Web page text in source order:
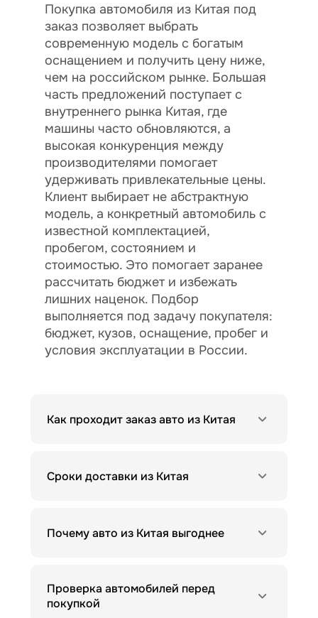
Покупка автомобиля из Китая под
заказ позволяет выбрать
современную модель с богатым
оснащением и получить цену ниже,
чем на российском рынке. Большая
часть предложений поступает с
внутреннего рынка Китая, где
машины часто обновляются, а
высокая конкуренция между
производителями помогает
удерживать привлекательные цены.
Клиент выбирает не абстрактную
модель, а конкретный автомобиль с
известной комплектацией,
пробегом, состоянием и
стоимостью. Это помогает заранее
рассчитать бюджет и избежать
лишних наценок. Подбор
выполняется под задачу покупателя:
бюджет, кузов, оснащение, пробег и
условия эксплуатации в России.
Как проходит заказ авто из Китая
Сроки доставки из Китая
Почему авто из Китая выгоднее
Проверка автомобилей перед
покупкой